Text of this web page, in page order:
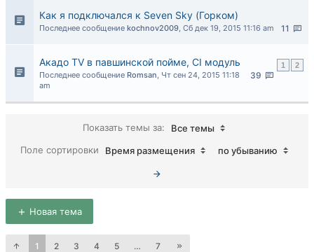
Как я подключался к Seven Sky (Горком)
11
Последнее сообщение kochnov2009, Сб дек 19, 2015 11:16 am
Акадо TV в павшинской пойме, CI модуль 1 2
39
Последнее сообщение Romsan, Чт сен 24, 2015 11:18
am
Показать темы за:
Все темы
Поле сортировки
Время размещения по убыванию
Новая тема
1 2 3 4 5 … 7